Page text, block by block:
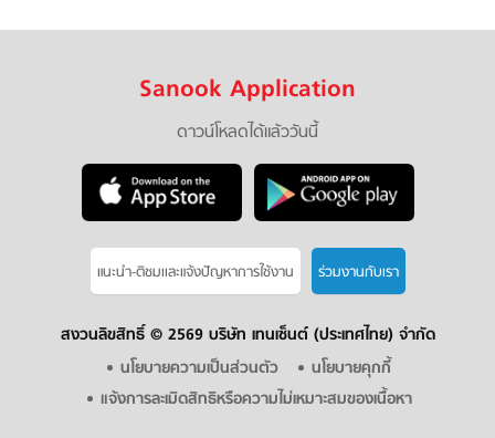
Sanook Application
ดาวน์โหลดได้แล้ววันนี้
แนะนำ-ติชมเเละแจ้งปัญหาการใช้งาน ร่วมงานกับเรา
สงวนลิขสิทธิ์ © 2569 บริษัท เทนเซ็นต์ (ประเทศไทย) จำกัด
นโยบายความเป็นส่วนตัว
นโยบายคุกกี้
แจ้งการละเมิดสิทธิหรือความไม่เหมาะสมของเนื้อหา